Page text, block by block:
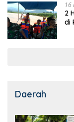
16
2
di
Daerah